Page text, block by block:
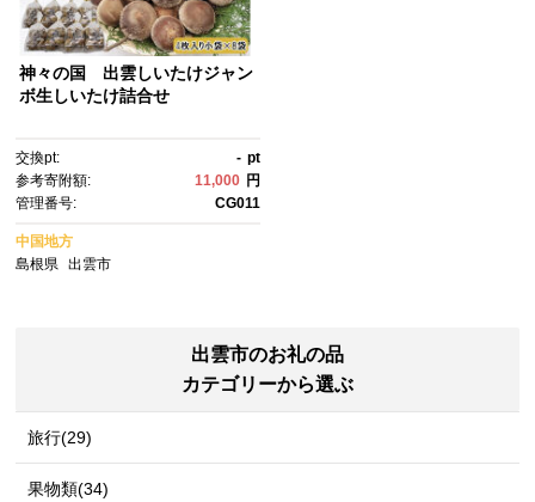
神々の国 出雲しいたけジャン
ボ生しいたけ詰合せ
交換pt: - pt
参考寄附額:
11,000 円
管理番号:
CG011
中国地方
島根県
出雲市
出雲市のお礼の品
カテゴリーから選ぶ
旅行(29)
果物類(34)